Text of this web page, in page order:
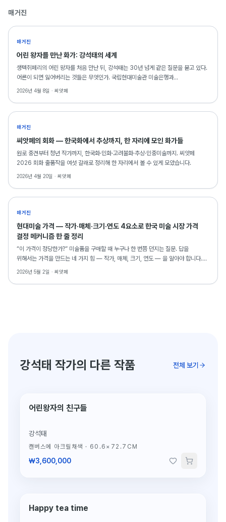
매거진
매거진
어린 왕자를 만난 화가: 강석태의 세계
생텍쥐페리의 어린 왕자를 처음 만난 뒤, 강석태는 30년 넘게 같은 질문을 묻고 있다.
어른이 되면 잃어버리는 것들은 무엇인가. 국립현대미술관 미술은행과
주한프랑스문화원이 소장한 그의 작품들이, 이번 SAF 2026에는 15점이나 자리를
2026년 4월 8일 · 씨앗페
매거진
씨앗페의 회화 — 한국화에서 추상까지, 한 자리에 모인 화가들
원로 중견부터 청년 작가까지, 한국화·민화·고려불화·추상·민중미술까지. 씨앗페
2026 회화 출품작을 여섯 갈래로 정리해 한 자리에서 볼 수 있게 모았습니다.
2026년 4월 20일 · 씨앗페
매거진
현대미술 가격 — 작가·매체·크기·연도 4요소로 한국 미술 시장 가격
결정 메커니즘 한 줄 정리
“이 가격이 정당한가?” 미술품을 구매할 때 누구나 한 번쯤 던지는 질문. 답을
위해서는 가격을 만드는 네 가지 힘 — 작가, 매체, 크기, 연도 — 을 알아야 합니다.
한국 미술 시장의 가격 결정 메커니즘을 해부합니다.
2026년 5월 2일 · 씨앗페
강석태 작가의 다른 작품 전체 보기
어린왕자의 친구들
강석태
캔버스에 아크릴채색 · 60.6×72.7CM
₩3,600,000
Happy tea time